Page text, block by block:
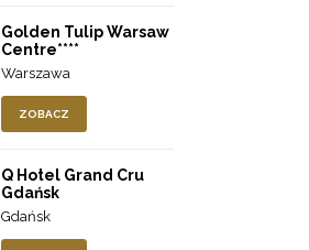
Golden Tulip Warsaw
Centre****
Warszawa
ZOBACZ
Q Hotel Grand Cru
Gdańsk
Gdańsk